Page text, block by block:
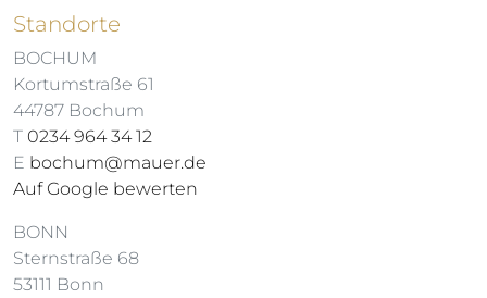
Standorte
BOCHUM
Kortumstraße 61
44787 Bochum
T 0234 964 34 12
E bochum@mauer.de
Auf Google bewerten
BONN
Sternstraße 68
53111 Bonn